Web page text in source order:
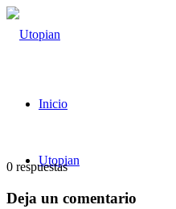
Inicio
Utopian
0 respuestas
Deja un comentario